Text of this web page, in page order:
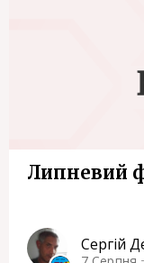
Липневий
Сергiй